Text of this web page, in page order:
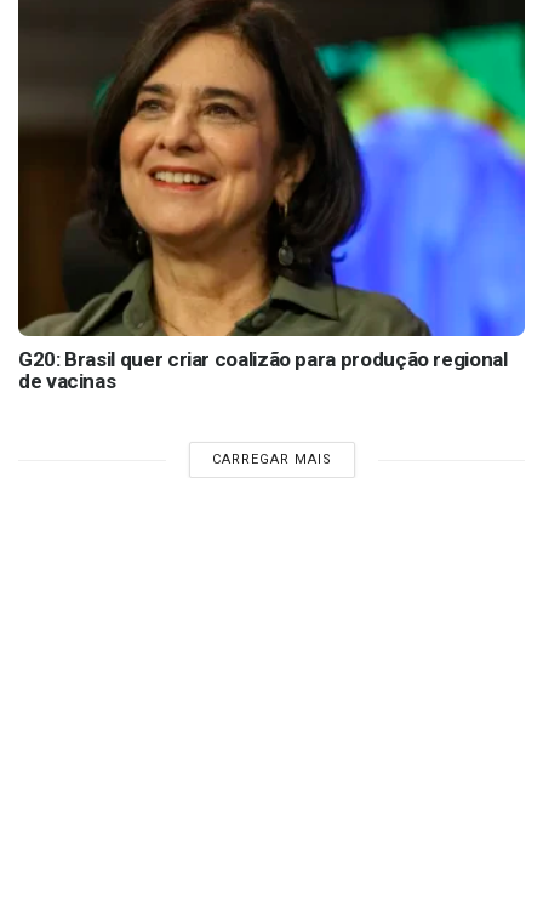
G20: Brasil quer criar coalizão para produção regional
de vacinas
CARREGAR MAIS